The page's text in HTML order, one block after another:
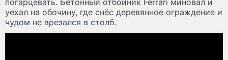
погарцевать. Бетонный отбойник Ferrari миновал и
уехал на обочину, где снёс деревянное ограждение и
чудом не врезался в столб.